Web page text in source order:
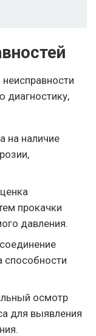
диагностику,
на наличие
прокачки
давления.
способности
осмотр
для выявления